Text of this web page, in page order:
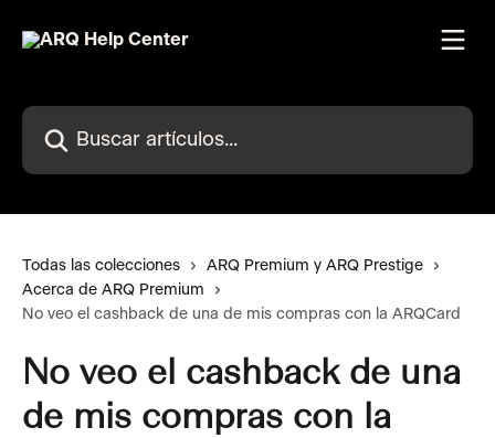
Buscar artículos...
Todas las colecciones
ARQ Premium y ARQ Prestige
Acerca de ARQ Premium
No veo el cashback de una de mis compras con la ARQCard
No veo el cashback de una
de mis compras con la